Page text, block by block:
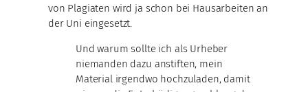
von Plagiaten wird ja schon bei Hausarbeiten an
der Uni eingesetzt.
Und warum sollte ich als Urheber
niemanden dazu anstiften, mein
Material irgendwo hochzuladen, damit